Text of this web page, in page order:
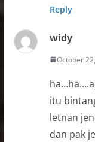
Reply
widy
October
itu
letnan
dan pak